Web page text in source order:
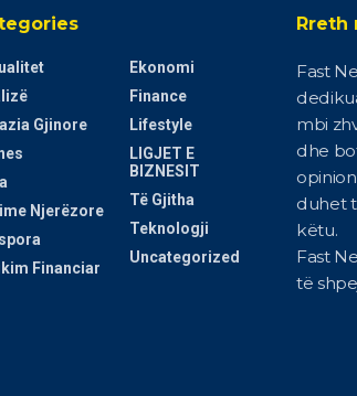
Gjinore
Njerëzore
Financiar
Ekonomi
Finance
Lifestyle
LIGJET E
BIZNESIT
Të Gjitha
Teknologji
Uncategorized
Rreth
Fast
mbi
dhe
duhet
këtu.
Fast
të